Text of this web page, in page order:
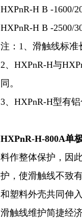
HXPnR-H B -1600/
HXPnR-H B -2500/
注：1、滑触线标
2、HXPnR-H与
同。
3、HXPnR-H型有
HXPnR-H-800A单
料作整体保护，因
护，使滑触线不致
和塑料外壳共同伸
滑触线维护简捷经